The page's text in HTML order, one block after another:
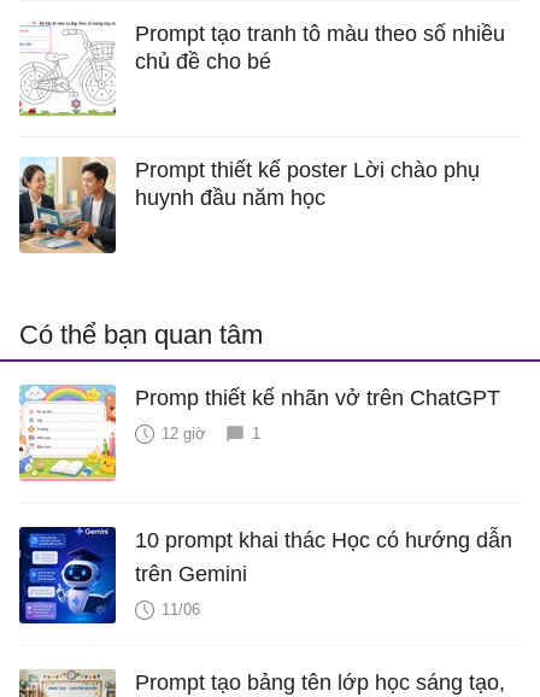
Prompt tạo tranh tô màu theo số nhiều
chủ đề cho bé
Prompt thiết kế poster Lời chào phụ
huynh đầu năm học
Có thể bạn quan tâm
Promp thiết kế nhãn vở trên ChatGPT
12 giờ 1
10 prompt khai thác Học có hướng dẫn
trên Gemini
11/06
Prompt tạo bảng tên lớp học sáng tạo,